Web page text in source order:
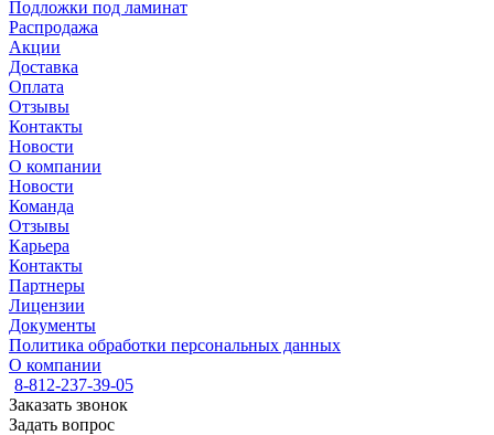
Подложки под ламинат
Распродажа
Акции
Доставка
Оплата
Отзывы
Контакты
Новости
О компании
Новости
Команда
Отзывы
Карьера
Контакты
Партнеры
Лицензии
Документы
Политика обработки персональных данных
О компании
8-812-237-39-05
Заказать звонок
Задать вопрос